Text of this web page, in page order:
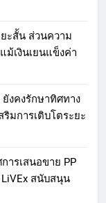
ะสั้น ส่วนความ
ม้เงินเยนแข็งค่า
ยังคงรักษาทิศทาง
มการเติบโตระยะ
ารเสนอขาย PP
สนับสนุน